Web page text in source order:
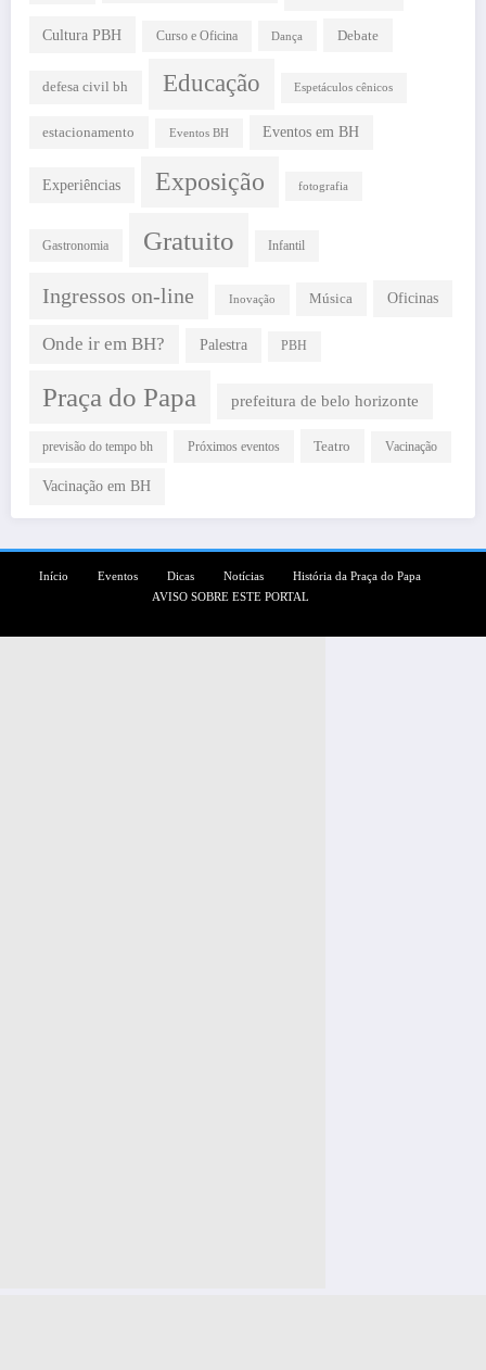
Cultura PBH Curso e Oficina Dança Debate
defesa civil bh Educação Espetáculos cênicos
estacionamento Eventos BH Eventos em BH
Experiências Exposição fotografia
Gastronomia Gratuito Infantil
Ingressos on-line Inovação Música Oficinas
Onde ir em BH? Palestra PBH
Praça do Papa prefeitura de belo horizonte
previsão do tempo bh Próximos eventos Teatro Vacinação
Vacinação em BH
Início Eventos Dicas Notícias
História da Praça do Papa
AVISO SOBRE ESTE PORTAL